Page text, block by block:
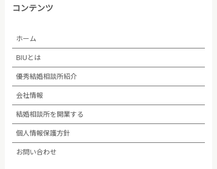
コンテンツ
ホーム
BIUとは
優秀結婚相談所紹介
会社情報
結婚相談所を開業する
個人情報保護方針
お問い合わせ